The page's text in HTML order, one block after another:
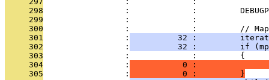
     298
:             :
     299
                 :             :
     300
:             :         //
     301
                 :
32 :
     302
                 :
32 :         if
     303
                 :             :         {
     304
                 :
0 :
     305
                 :
           0 :         }